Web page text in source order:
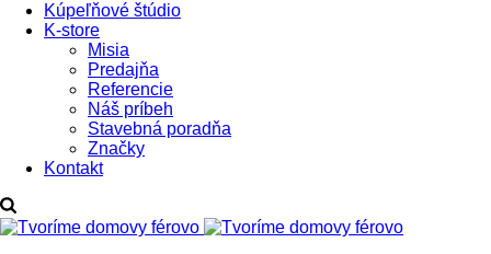
Kúpeľňové štúdio
K-store
Misia
Predajňa
Referencie
Náš príbeh
Stavebná poradňa
Značky
Kontakt